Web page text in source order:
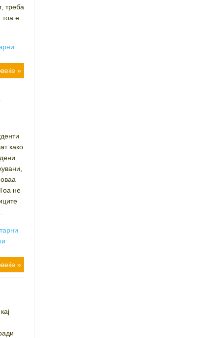
треба
е.
»
како
не
»